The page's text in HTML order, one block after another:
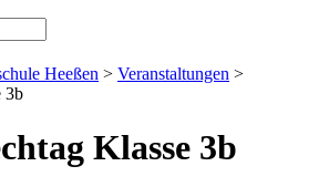
Heeßen > Veranstaltungen >
3b
Klasse 3b